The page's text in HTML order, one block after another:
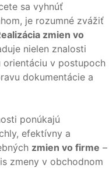
sa vyhnúť
je rozumné zvážiť
zmien vo
nielen znalosti
orientáciu v postupoch
dokumentácie a
ponúkajú
efektívny a
zmien vo firme –
zmeny v obchodnom